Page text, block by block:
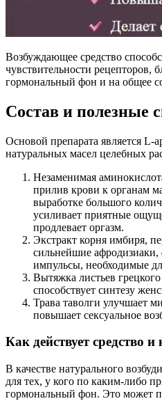
Возбуждающее средство
чувствительности рецепторов,
гормональный фон и на общее
Состав и полезные
Основой препарата является L-
натуральных масел целебных
Незаменимая
прилив крови к органам
выработке большого
усиливает приятные
продлевает оргазм.
Экстракт корня имбиря,
сильнейшие
импульсы, необходимые
Вытяжка листьев
способствует синтезу
Трава таволги улучшает
повышает сексуальное
Как действует средство
В качестве натурального
для тех, у кого по каким-либо
гормональный фон. Это может